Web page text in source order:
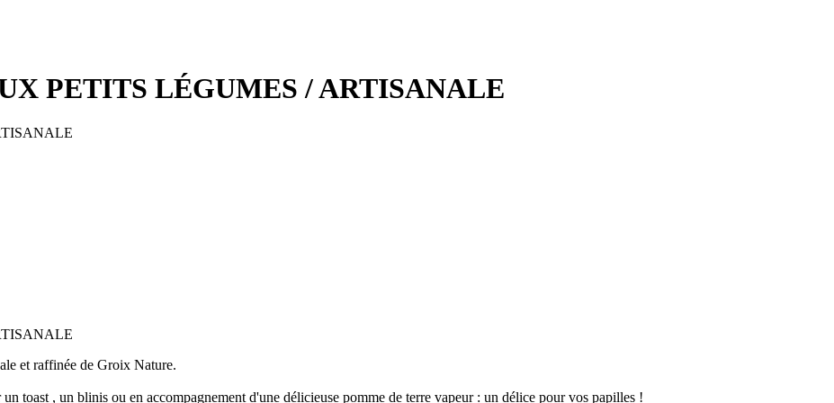
PETITS LÉGUMES / ARTISANALE
et raffinée de Groix Nature.
toast , un blinis ou en accompagnement d'une délicieuse pomme de terre vapeur : un délice pour vos papilles !